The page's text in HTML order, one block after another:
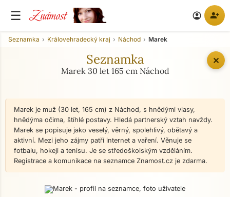
☰ Známost account_circle person_add
✕
Seznamka Královehradecký kraj Náchod Marek
Seznamka
Marek 30 let 165 cm Náchod
Marek je muž (30 let, 165 cm) z Náchod, s hnědými vlasy,
hnědýma očima, štíhlé postavy. Hledá partnerský vztah navždy.
Marek se popisuje jako veselý, věrný, spolehlivý, obětavý a
aktivní. Mezi jeho zájmy patří internet a vaření. Věnuje se
fotbalu, hokeji a tenisu. Je se středoškolským vzděláním.
Registrace a komunikace na seznamce Znamost.cz je zdarma.